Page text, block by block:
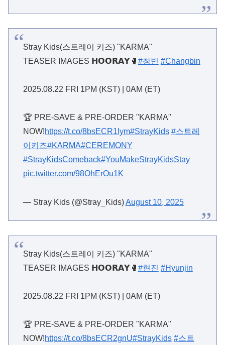
Stray Kids(스트레이 키즈) "KARMA"
TEASER IMAGES 𝗛𝗢𝗢𝗥𝗔𝗬🥊 #창빈 #Changbin
2025.08.22 FRI 1PM (KST) | 0AM (ET)
🏆 PRE-SAVE & PRE-ORDER "KARMA"
NOW!https://t.co/8bsECR1Iym#StrayKids #스트레
이키즈#KARMA#CEREMONY
#StrayKidsComeback#YouMakeStrayKidsStay
pic.twitter.com/98OhErOu1K
— Stray Kids (@Stray_Kids)August 10, 2025
Stray Kids(스트레이 키즈) "KARMA"
TEASER IMAGES 𝗛𝗢𝗢𝗥𝗔𝗬🥊 #현진 #Hyunjin
2025.08.22 FRI 1PM (KST) | 0AM (ET)
🏆 PRE-SAVE & PRE-ORDER "KARMA"
NOW!https://t.co/8bsECR2gnU#StrayKids #스트